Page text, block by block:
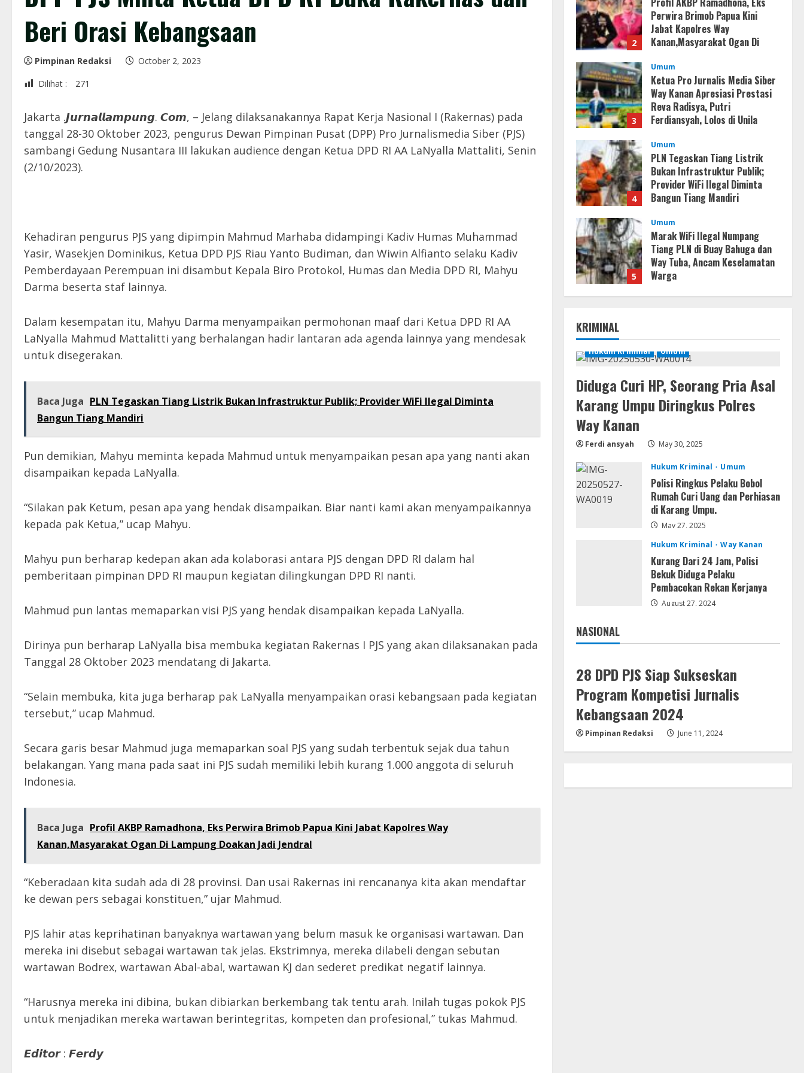
Beri Orasi Kebangsaan
Pimpinan Redaksi
October 2, 2023
Dilihat :
271
Jakarta .𝙅𝙪𝙧𝙣𝙖𝙡𝙡𝙖𝙢𝙥𝙪𝙣𝙜. 𝘾𝙤𝙢, – Jelang dilaksanakannya Rapat Kerja Nasional I (Rakernas) pada
tanggal 28-30 Oktober 2023, pengurus Dewan Pimpinan Pusat (DPP) Pro Jurnalismedia Siber (PJS)
sambangi Gedung Nusantara III lakukan audience dengan Ketua DPD RI AA LaNyalla Mattaliti, Senin
(2/10/2023).
Kehadiran pengurus PJS yang dipimpin Mahmud Marhaba didampingi Kadiv Humas Muhammad
Yasir, Wasekjen Dominikus, Ketua DPD PJS Riau Yanto Budiman, dan Wiwin Alfianto selaku Kadiv
Pemberdayaan Perempuan ini disambut Kepala Biro Protokol, Humas dan Media DPD RI, Mahyu
Darma beserta staf lainnya.
Dalam kesempatan itu, Mahyu Darma menyampaikan permohonan maaf dari Ketua DPD RI AA
LaNyalla Mahmud Mattalitti yang berhalangan hadir lantaran ada agenda lainnya yang mendesak
untuk disegerakan.
Baca Juga PLN Tegaskan Tiang Listrik Bukan Infrastruktur Publik; Provider WiFi Ilegal Diminta
Bangun Tiang Mandiri
Pun demikian, Mahyu meminta kepada Mahmud untuk menyampaikan pesan apa yang nanti akan
disampaikan kepada LaNyalla.
“Silakan pak Ketum, pesan apa yang hendak disampaikan. Biar nanti kami akan menyampaikannya
kepada pak Ketua,” ucap Mahyu.
Mahyu pun berharap kedepan akan ada kolaborasi antara PJS dengan DPD RI dalam hal
pemberitaan pimpinan DPD RI maupun kegiatan dilingkungan DPD RI nanti.
Mahmud pun lantas memaparkan visi PJS yang hendak disampaikan kepada LaNyalla.
Dirinya pun berharap LaNyalla bisa membuka kegiatan Rakernas I PJS yang akan dilaksanakan pada
Tanggal 28 Oktober 2023 mendatang di Jakarta.
“Selain membuka, kita juga berharap pak LaNyalla menyampaikan orasi kebangsaan pada kegiatan
tersebut,” ucap Mahmud.
Secara garis besar Mahmud juga memaparkan soal PJS yang sudah terbentuk sejak dua tahun
belakangan. Yang mana pada saat ini PJS sudah memiliki lebih kurang 1.000 anggota di seluruh
Indonesia.
Baca Juga Profil AKBP Ramadhona, Eks Perwira Brimob Papua Kini Jabat Kapolres Way
Kanan,Masyarakat Ogan Di Lampung Doakan Jadi Jendral
“Keberadaan kita sudah ada di 28 provinsi. Dan usai Rakernas ini rencananya kita akan mendaftar
ke dewan pers sebagai konstituen,” ujar Mahmud.
PJS lahir atas keprihatinan banyaknya wartawan yang belum masuk ke organisasi wartawan. Dan
mereka ini disebut sebagai wartawan tak jelas. Ekstrimnya, mereka dilabeli dengan sebutan
wartawan Bodrex, wartawan Abal-abal, wartawan KJ dan sederet predikat negatif lainnya.
“Harusnya mereka ini dibina, bukan dibiarkan berkembang tak tentu arah. Inilah tugas pokok PJS
untuk menjadikan mereka wartawan berintegritas, kompeten dan profesional,” tukas Mahmud.
𝙀𝙙𝙞𝙩𝙤𝙧 : 𝙁𝙚𝙧𝙙𝙮
2
Perwira Brimob Papua Kini
Jabat Kapolres Way
Kanan,Masyarakat Ogan Di
August 4, 2026
3
Umum
Ketua Pro Jurnalis Media Siber
Way Kanan Apresiasi Prestasi
Reva Radisya, Putri
Ferdiansyah, Lolos di Unila
August 4, 2026
4
Umum
PLN Tegaskan Tiang Listrik
Bukan Infrastruktur Publik;
Provider WiFi Ilegal Diminta
Bangun Tiang Mandiri
5
Umum
Marak WiFi Ilegal Numpang
Tiang PLN di Buay Bahuga dan
Way Tuba, Ancam Keselamatan
Warga
1
Jabat Kapolres Way Kanan
August 5, 2026
2
Umum
Profil AKBP Ramadhona, Eks
Perwira Brimob Papua Kini
Jabat Kapolres Way
Lampung Doakan Jadi Jendral
Ketua Pro Jurnalis Media Siber
Way Kanan Apresiasi Prestasi
Reva Radisya, Putri
Ferdiansyah, Lolos di Unila
Jurusan HI
PLN Tegaskan Tiang Listrik
Bukan Infrastruktur Publik;
Provider WiFi Ilegal Diminta
Bangun Tiang Mandiri
August 3, 2026
August 3, 2026
KRIMINAL
Hukum Kriminal Umum
Diduga Curi HP, Seorang Pria Asal
Karang Umpu Diringkus Polres
Way Kanan
Ferdi ansyah May 30, 2025
Hukum Kriminal Umum
Polisi Ringkus Pelaku Bobol
Rumah Curi Uang dan Perhiasan
di Karang Umpu.
May 27, 2025
Hukum Kriminal
Way Kanan
Kurang Dari 24 Jam, Polisi
Bekuk Diduga Pelaku
Pembacokan Rekan Kerjanya
August 27, 2024
NASIONAL
Jakarta
28 DPD PJS Siap Sukseskan
Program Kompetisi Jurnalis
Kebangsaan 2024
Pimpinan Redaksi June 11, 2024